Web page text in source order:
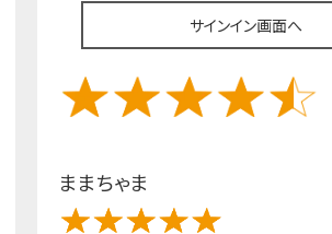
サインイン画面へ
ままちゃま